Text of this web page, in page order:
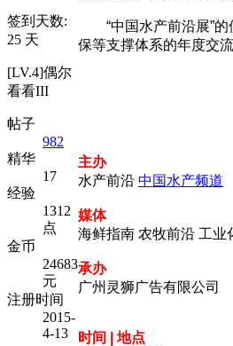
签到天数:
25 天
[LV.4]偶尔
看看III
帖子
982
精华
17
经验
1312
点
金币
24683
元
注册时间
2015-
4-13
“中国水产前沿展”的
保等支撑体系的年度交
主办
水产前沿 中国水产频道
媒体
海鲜指南 农牧前沿 工业
承办
广州灵狮广告有限公司
时间 | 地点